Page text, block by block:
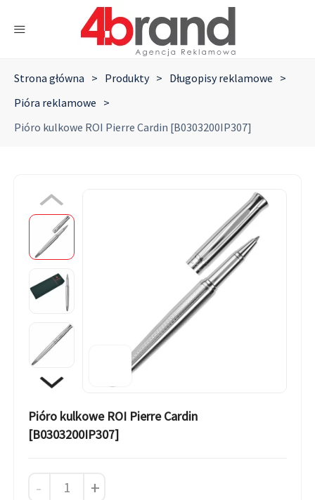
Strona główna > Produkty > Długopisy reklamowe >
Pióra reklamowe >
Pióro kulkowe ROI Pierre Cardin [B0303200IP307]
Pióro kulkowe ROI Pierre Cardin
[B0303200IP307]
- +